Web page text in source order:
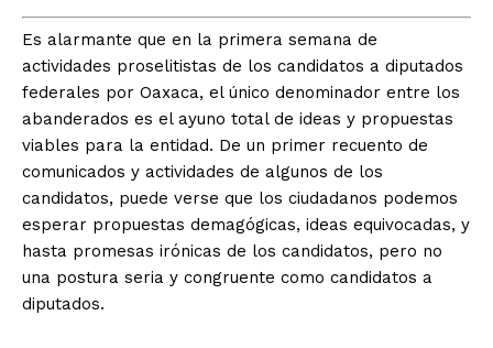
Es alarmante que en la primera semana de
actividades proselitistas de los candidatos a diputados
federales por Oaxaca, el único denominador entre los
abanderados es el ayuno total de ideas y propuestas
viables para la entidad. De un primer recuento de
comunicados y actividades de algunos de los
candidatos, puede verse que los ciudadanos podemos
esperar propuestas demagógicas, ideas equivocadas, y
hasta promesas irónicas de los candidatos, pero no
una postura seria y congruente como candidatos a
diputados.